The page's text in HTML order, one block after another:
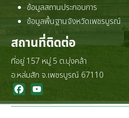
ข้อมูลสถานประกอบการ
ข้อมูลพื้นฐานจังหวัดเพชรบูรณ์
สถานที่ติดต่อ
ที่อยู่ 157 หมู่ 5 ต.บุ่งคล้า
อ.หล่มสัก จ.เพชรบูรณ์ 67110
Facebook
YouTube